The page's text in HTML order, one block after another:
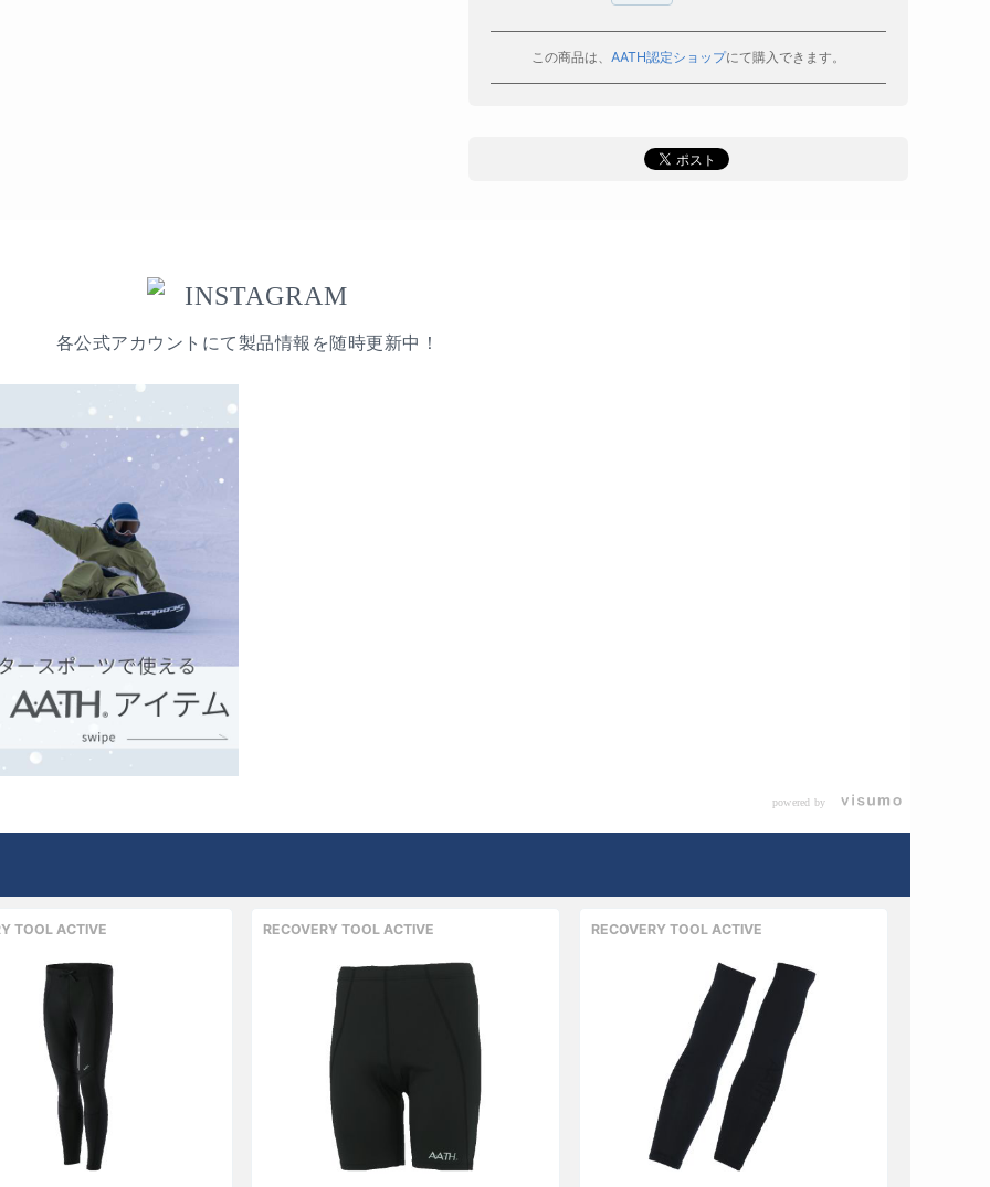
この商品は、 AATH認定ショップにて購入できます。
INSTAGRAM
各公式アカウントにて製品情報を随時更新中！
powered by
TOOL ACTIVE RECOVERY TOOL ACTIVE RECOVERY TOOL ACTIVE